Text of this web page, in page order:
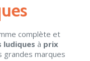
complète et
ludiques à prix
grandes marques